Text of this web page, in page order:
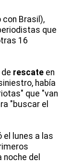
con Brasil),
que
16
rescate en
había
que "van
"buscar el
el lunes a las
del